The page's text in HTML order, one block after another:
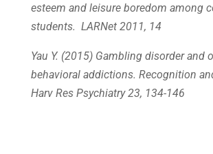
esteem and leisure boredom among
students. LARNet 2011, 14
Yau Y. (2015) Gambling disorder and
behavioral addictions. Recognition
Harv Res Psychiatry 23, 134-146